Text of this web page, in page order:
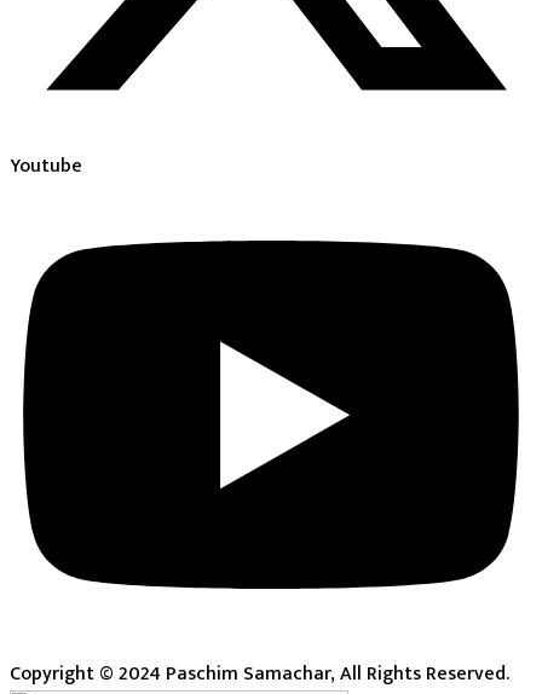
Youtube
Copyright © 2024 Paschim Samachar, All Rights Reserved.